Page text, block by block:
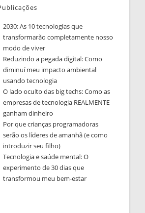
2030: As 10 tecnologias que
transformarão completamente nosso
modo de viver
Reduzindo a pegada digital: Como
diminuí meu impacto ambiental
usando tecnologia
O lado oculto das big techs: Como as
empresas de tecnologia REALMENTE
ganham dinheiro
Por que crianças programadoras
serão os líderes de amanhã (e como
introduzir seu filho)
Tecnologia e saúde mental: O
experimento de 30 dias que
transformou meu bem-estar